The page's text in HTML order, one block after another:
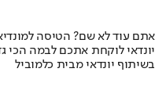
אתם עוד לא שם? הטיסה
יונדאי לוקחת אתכם לבמה הכי
בשיתוף יונדאי מבית כלמוביל